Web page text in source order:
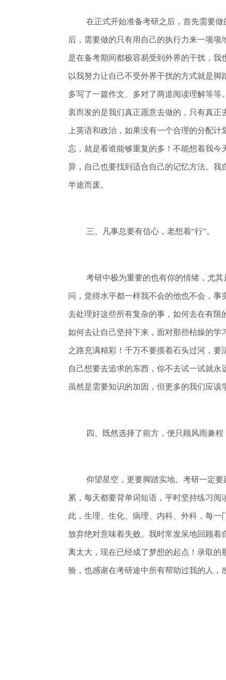
在正式开始准备考研之后，首先需要
后，需要做的只有用自己的执行力来一项
是在备考期间都极容易受到外界的干扰，
以我努力让自己不受外界干扰的方式就是
多写了一篇作文、多对了两道阅读理解等
衷而发的是我们真正愿意去做的，只有真
上英语和政治，如果没有一个合理的分配
忘，就是看谁能够重复的多！不能想着我
异，自己也要找到适合自己的记忆方法。
半途而废。
三、凡事总要有信心，老想着“行”。
考研中极为重要的也有你的情绪，尤
问，觉得水平都一样我不会的他也不会，
去处理好这些所有复杂的事，如何去在有
如何去让自己坚持下来，面对那些枯燥的
之路充满精彩！千万不要摸着石头过河，
自己想要去追求的东西，你不去试一试就
虽然是需要知识的加固，但更多的我们应该
四、既然选择了前方，便只顾风雨兼程
仰望星空，更要脚踏实地。考研一定
累，每天都要背单词短语，平时坚持练习
此，生理、生化、病理、内科、外科，每
放弃绝对意味着失败。我时常发呆地回顾
离太大，现在已经成了梦想的起点！录取
验，也感谢在考研途中所有帮助过我的人